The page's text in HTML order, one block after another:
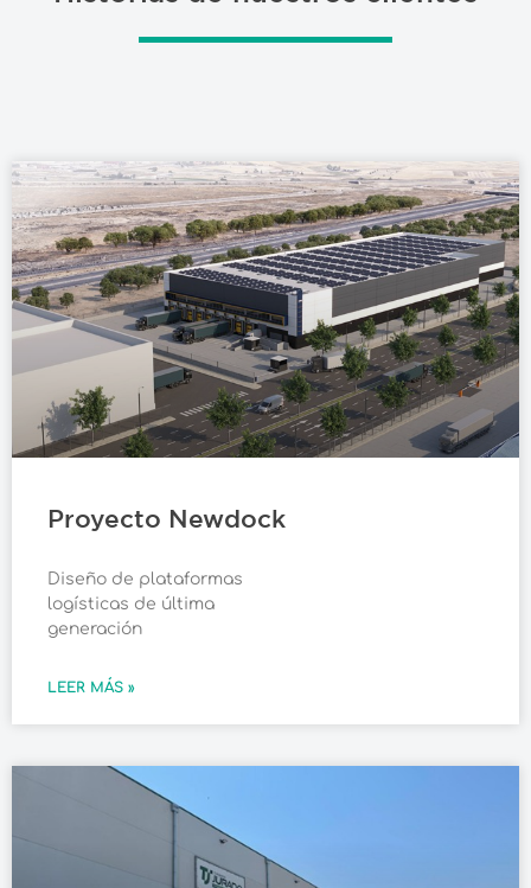
Proyecto Newdock
Diseño de plataformas
logísticas de última
generación
LEER MÁS »